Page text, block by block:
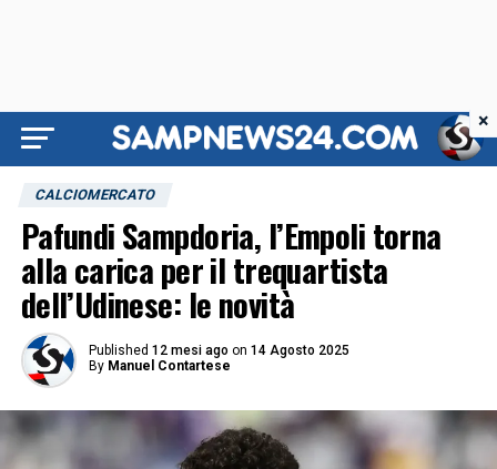
CALCIOMERCATO
Pafundi Sampdoria, l’Empoli torna
alla carica per il trequartista
dell’Udinese: le novità
Published 12 mesi ago on 14 Agosto 2025
By Manuel Contartese
×